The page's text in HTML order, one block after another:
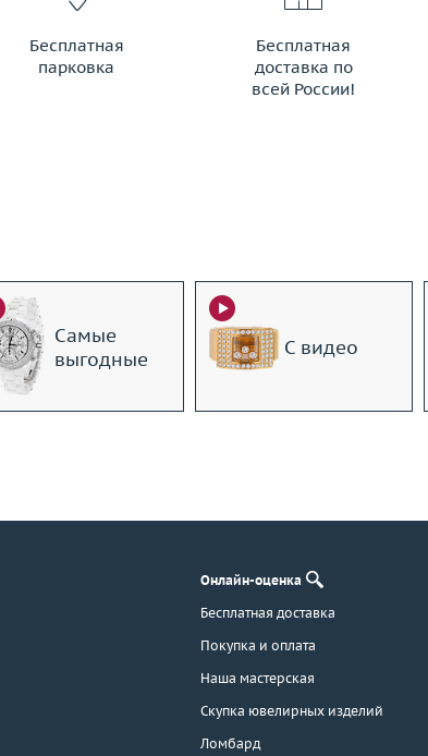
Бесплатная
парковка
Бесплатная
доставка по
всей России!
Самые
выгодные
С видео
Онлайн-оценка
Бесплатная доставка
Покупка и оплата
Наша мастерская
Скупка ювелирных изделий
Ломбард